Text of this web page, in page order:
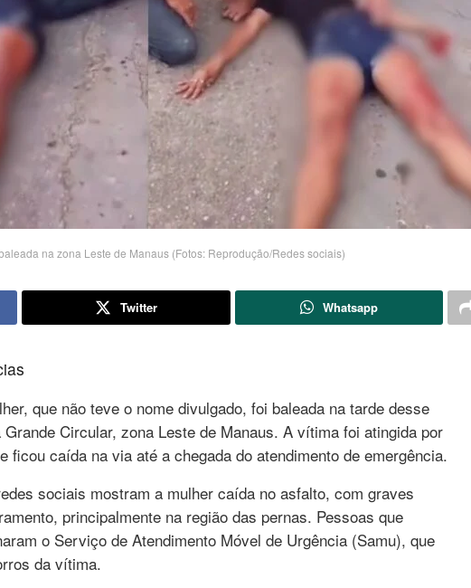
na zona Leste de Manaus (Fotos: Reprodução/Redes sociais)
Twitter Whatsapp
que não teve o nome divulgado, foi baleada na tarde desse
Circular, zona Leste de Manaus. A vítima foi atingida por
ficou caída na via até a chegada do atendimento de emergência.
sociais mostram a mulher caída no asfalto, com graves
principalmente na região das pernas. Pessoas que
o Serviço de Atendimento Móvel de Urgência (Samu), que
da vítima.